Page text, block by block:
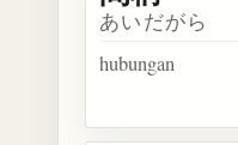
あいだがら
hubungan